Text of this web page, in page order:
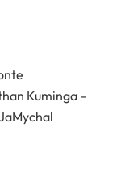
Kuminga –